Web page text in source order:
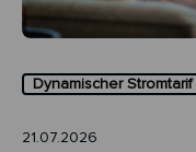
Dynamischer Stromtarif
21.07.2026